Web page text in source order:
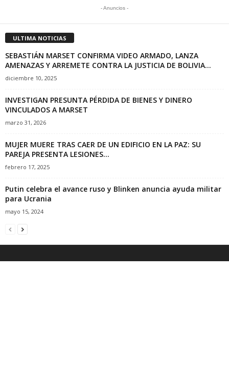
- Anuncios -
ULTIMA NOTICIAS
SEBASTIÁN MARSET CONFIRMA VIDEO ARMADO, LANZA
AMENAZAS Y ARREMETE CONTRA LA JUSTICIA DE BOLIVIA...
diciembre 10, 2025
INVESTIGAN PRESUNTA PÉRDIDA DE BIENES Y DINERO
VINCULADOS A MARSET
marzo 31, 2026
MUJER MUERE TRAS CAER DE UN EDIFICIO EN LA PAZ: SU
PAREJA PRESENTA LESIONES...
febrero 17, 2025
Putin celebra el avance ruso y Blinken anuncia ayuda militar
para Ucrania
mayo 15, 2024